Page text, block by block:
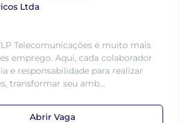
Ltda
Telecomunicações é muito mais
emprego. Aqui, cada colaborador
e responsabilidade para realizar
transformar seu amb...
Abrir Vaga